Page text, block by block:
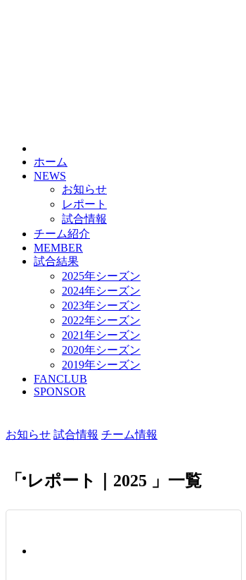
ホーム
NEWS
お知らせ
レポート
試合情報
チーム紹介
MEMBER
試合結果
2025年シーズン
2024年シーズン
2023年シーズン
2022年シーズン
2021年シーズン
2020年シーズン
2019年シーズン
FANCLUB
SPONSOR
お知らせ 試合情報 チーム情報
「 レポート｜2025 」一覧